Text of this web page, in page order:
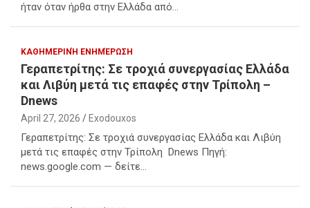
ήταν όταν ήρθα στην Ελλάδα από…
ΚΑΘΗΜΕΡΙΝΉ ΕΝΗΜΈΡΩΣΗ
Γεραπετρίτης: Σε τροχιά συνεργασίας Ελλάδα
και Λιβύη μετά τις επαφές στην Τρίπολη –
Dnews
April 27, 2026 Exodouxos
Γεραπετρίτης: Σε τροχιά συνεργασίας Ελλάδα και Λιβύη
μετά τις επαφές στην Τρίπολη Dnews Πηγή:
news.google.com — δείτε…